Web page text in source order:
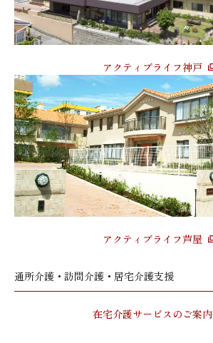
アクティブライフ神戸
アクティブライフ芦屋
通所介護・訪問介護・居宅介護支援
在宅介護サービスのご案内